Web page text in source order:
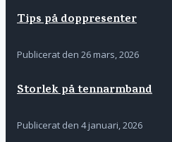
Tips på doppresenter
Publicerat den 26 mars, 2026
Storlek på tennarmband
Publicerat den 4 januari, 2026